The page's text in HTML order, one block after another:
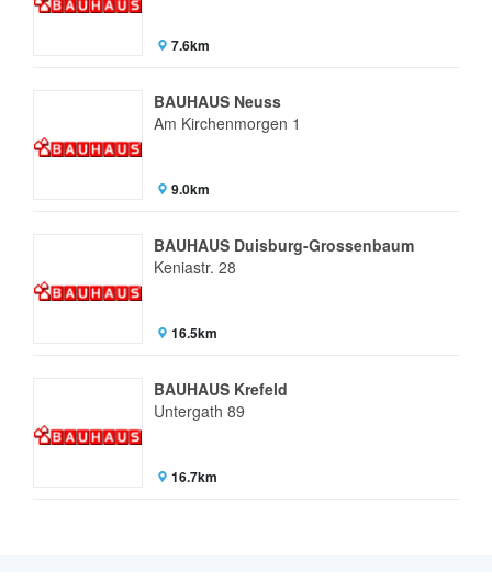
7.6km
BAUHAUS Neuss
Am Kirchenmorgen 1
9.0km
BAUHAUS Duisburg-Grossenbaum
Keniastr. 28
16.5km
BAUHAUS Krefeld
Untergath 89
16.7km